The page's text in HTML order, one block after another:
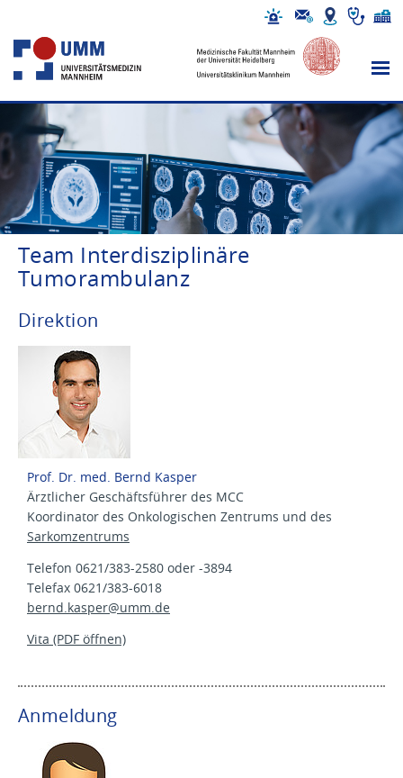
Team Interdisziplinäre
Tumorambulanz
Direktion
Prof. Dr. med. Bernd Kasper
Ärztlicher Geschäftsführer des MCC
Koordinator des Onkologischen Zentrums und des
Sarkomzentrums
Telefon 0621/383-2580 oder -3894
Telefax 0621/383-6018
bernd.kasper@umm.de
Vita (PDF öffnen)
Anmeldung